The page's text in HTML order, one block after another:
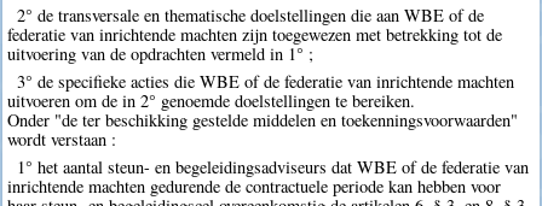
2° de transversale en thematische doelstellingen die aan WBE of de
federatie van inrichtende machten zijn toegewezen met betrekking tot de
uitvoering van de opdrachten vermeld in 1° ;
3° de specifieke acties die WBE of de federatie van inrichtende machten
uitvoeren om de in 2° genoemde doelstellingen te bereiken.
Onder "de ter beschikking gestelde middelen en toekenningsvoorwaarden"
wordt verstaan :
1° het aantal steun- en begeleidingsadviseurs dat WBE of de federatie van
inrichtende machten gedurende de contractuele periode kan hebben voor